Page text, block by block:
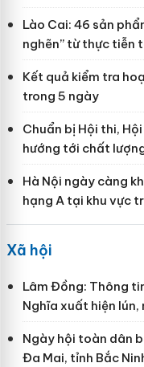
Lào Cai: 46 sản
nghẽn” từ thực tiễn
Kết quả kiểm tra
trong 5 ngày
Chuẩn bị Hội thi,
hướng tới chất
Hà Nội ngày càng
hạng A tại khu vực
Xã hội
Lâm Đồng: Thông
Nghĩa xuất hiện
Ngày hội toàn dân
Đa Mai, tỉnh Bắc